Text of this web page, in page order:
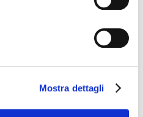
Mostra dettagli
- Gianduia e Vaniglia con
500 ml